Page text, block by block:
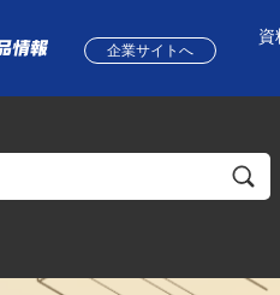
企業サイトへ
資